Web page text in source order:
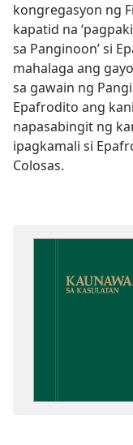
kongregasyon ng
kapatid na
sa Panginoon’ si
mahalaga ang
sa gawain ng
Epafrodito ang
napasabingit ng
ipagkamali si
Colosas.